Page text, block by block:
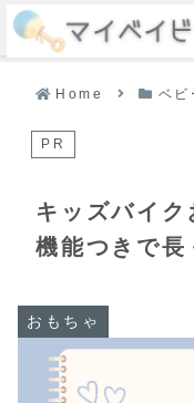
Home ベビ
PR
キッズバイ
機能つきで長
おもちゃ
ホーム